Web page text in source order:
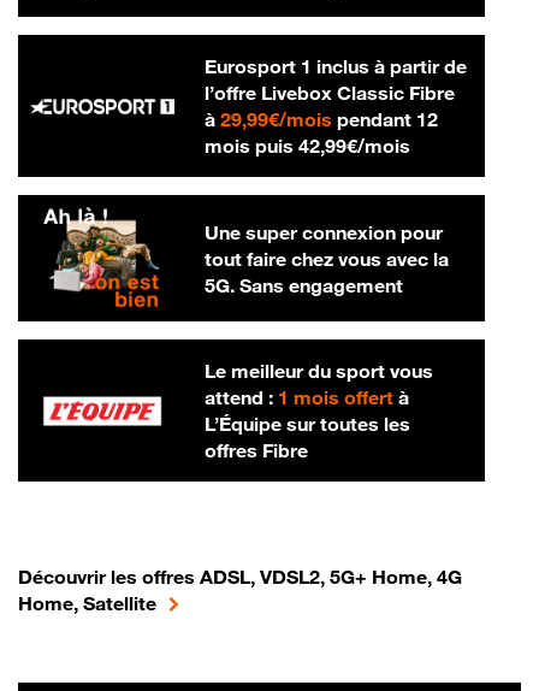
Eurosport 1 inclus à partir de
l’offre Livebox Classic Fibre
à 29,99€/mois29,99 € par mois
pendant 12
mois puis 42,99€/mois42,99 € par
Une super connexion pour
tout faire chez vous avec la
5G. Sans engagement
Le meilleur du sport vous
attend : 1 mois offertà
L’Équipe sur toutes les
offres Fibre
Découvrir les offres ADSL, VDSL2, 5G+ Home, 4G
Home, Satellite